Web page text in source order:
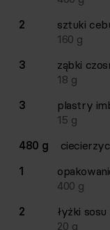
2
sztuki
160 g
3
ząbki
18 g
3
plastry
15 g
480 g
1
400 g
2
łyżki
20 g